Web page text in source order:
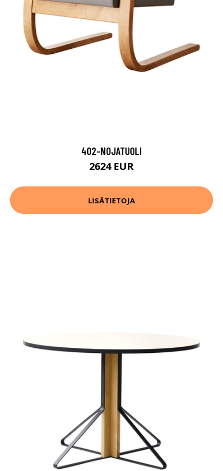
402-NOJATUOLI
2624 EUR
LISÄTIETOJA